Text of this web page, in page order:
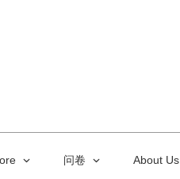
问卷 About Us